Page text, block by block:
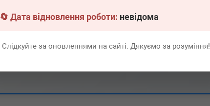
🔄 Дата відновлення роботи: невідома
Слідкуйте за оновленнями на сайті. Дякуємо за розуміння!